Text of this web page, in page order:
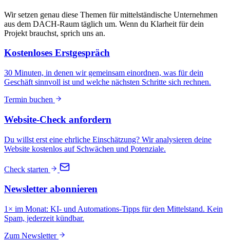
Wir setzen genau diese Themen für mittelständische Unternehmen
aus dem DACH-Raum täglich um. Wenn du Klarheit für dein
Projekt brauchst, sprich uns an.
Kostenloses Erstgespräch
30 Minuten, in denen wir gemeinsam einordnen, was für dein
Geschäft sinnvoll ist und welche nächsten Schritte sich rechnen.
Termin buchen
Website-Check anfordern
Du willst erst eine ehrliche Einschätzung? Wir analysieren deine
Website kostenlos auf Schwächen und Potenziale.
Check starten
Newsletter abonnieren
1× im Monat: KI- und Automations-Tipps für den Mittelstand. Kein
Spam, jederzeit kündbar.
Zum Newsletter